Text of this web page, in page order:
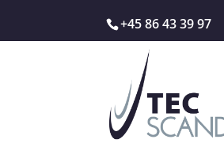
+45 86 43 39 97